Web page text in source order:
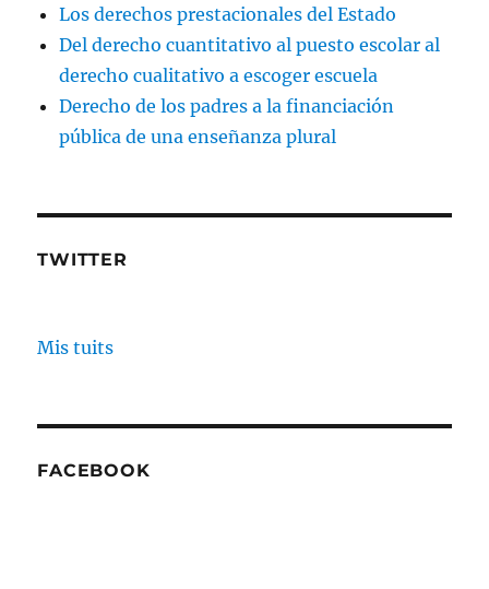
Los derechos prestacionales del Estado
Del derecho cuantitativo al puesto escolar al
derecho cualitativo a escoger escuela
Derecho de los padres a la financiación
pública de una enseñanza plural
TWITTER
Mis tuits
FACEBOOK